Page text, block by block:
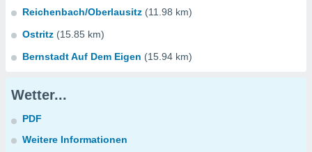
Reichenbach/Oberlausitz (11.98 km)
Ostritz (15.85 km)
Bernstadt Auf Dem Eigen (15.94 km)
Wetter...
PDF
Weitere Informationen